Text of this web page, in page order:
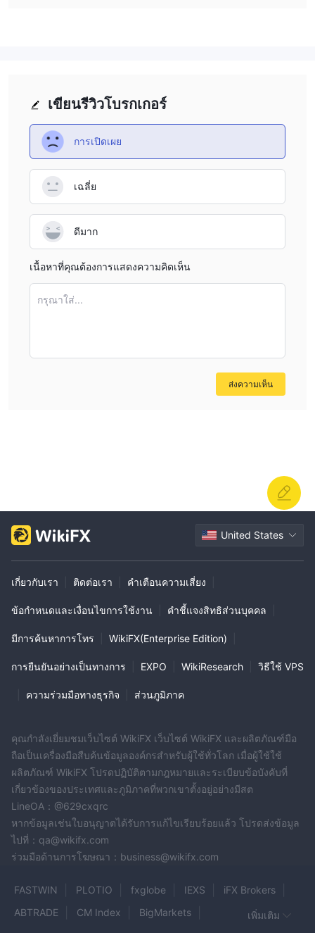
5 เท่า
ช่วยให้นักเทรดสามารถเพิ่มโอกาสในการได้รับผลตอบแทนจากการ
เทรดของพวกเขา แต่ยังเพิ่มความเสี่ยงที่เกี่ยวข้อง
เขียนรีวิวโบรกเกอร์
การเปิดเผย
เฉลี่ย
ดีมาก
เนื้อหาที่คุณต้องการแสดงความคิดเห็น
กรุณาใส่...
ส่งความเห็น
United States
เกี่ยวกับเรา ติดต่อเรา คำเตือนความเสี่ยง
ข้อกำหนดและเงื่อนไขการใช้งาน คำชี้แจงสิทธิส่วนบุคคล
มีการค้นหาการโทร WikiFX(Enterprise Edition)
การยืนยันอย่างเป็นทางการ EXPO WikiResearch วิธีใช้ VPS
ความร่วมมือทางธุรกิจ ส่วนภูมิภาค
คุณกำลังเยี่ยมชมเว็บไซต์ WikiFX เว็บไซต์ WikiFX และผลิตภัณฑ์มือ
ถือเป็นเครื่องมือสืบค้นข้อมูลองค์กรสำหรับผู้ใช้ทั่วโลก เมื่อผู้ใช้ใช้
ผลิตภัณฑ์ WikiFX โปรดปฏิบัติตามกฎหมายและระเบียบข้อบังคับที่
เกี่ยวข้องของประเทศและภูมิภาคที่พวกเขาตั้งอยู่อย่างมีสต
LineOA：@629cxqrc
หากข้อมูลเช่นใบอนุญาตได้รับการแก้ไขเรียบร้อยแล้ว โปรดส่งข้อมูล
ไปที่：qa@wikifx.com
ร่วมมือด้านการโฆษณา：business@wikifx.com
FASTWIN PLOTIO fxglobe IEXS
iFX Brokers
ABTRADE
CM Index
BigMarkets
เพิ่มเติม